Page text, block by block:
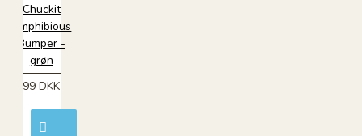
Chuckit
Amphibious
Bumper -
grøn
99 DKK